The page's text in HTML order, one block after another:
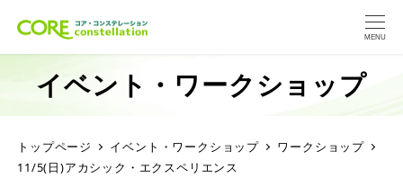
MENU
イベント・ワークショップ
トップページ イベント・ワークショップ
ワークショップ
11/5(日)アカシック・エクスペリエンス